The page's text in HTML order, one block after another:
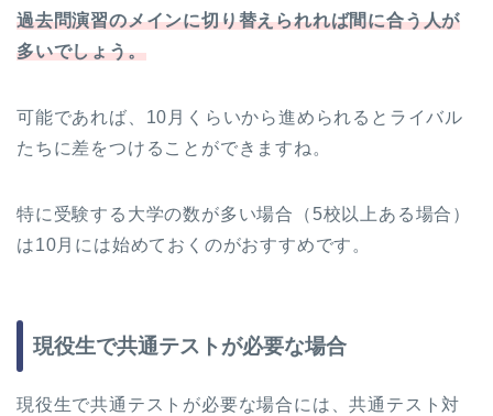
過去問演習のメインに切り替えられれば間に合う人が
多いでしょう。
可能であれば、10月くらいから進められるとライバル
たちに差をつけることができますね。
特に受験する大学の数が多い場合（5校以上ある場合）
は10月には始めておくのがおすすめです。
現役生で共通テストが必要な場合
現役生で共通テストが必要な場合には、共通テスト対